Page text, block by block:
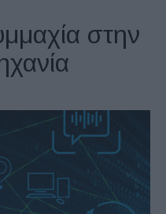
στην